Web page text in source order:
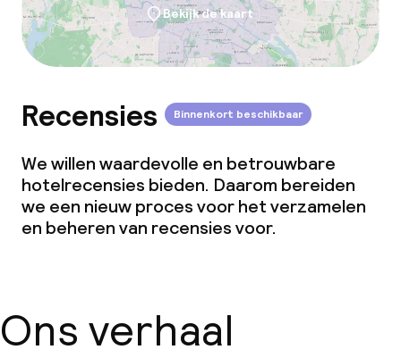
Bekijk de kaart
Recensies Binnenkort beschikbaar
We willen waardevolle en betrouwbare
hotelrecensies bieden. Daarom bereiden
we een nieuw proces voor het verzamelen
en beheren van recensies voor.
Ons verhaal